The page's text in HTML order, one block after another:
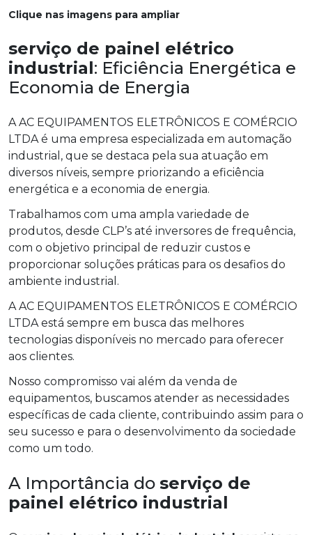
Clique nas imagens para ampliar
serviço de painel elétrico
industrial: Eficiência Energética e
Economia de Energia
A AC EQUIPAMENTOS ELETRÔNICOS E COMÉRCIO
LTDA é uma empresa especializada em automação
industrial, que se destaca pela sua atuação em
diversos níveis, sempre priorizando a eficiência
energética e a economia de energia.
Trabalhamos com uma ampla variedade de
produtos, desde CLP’s até inversores de frequência,
com o objetivo principal de reduzir custos e
proporcionar soluções práticas para os desafios do
ambiente industrial.
A AC EQUIPAMENTOS ELETRÔNICOS E COMÉRCIO
LTDA está sempre em busca das melhores
tecnologias disponíveis no mercado para oferecer
aos clientes.
Nosso compromisso vai além da venda de
equipamentos, buscamos atender as necessidades
específicas de cada cliente, contribuindo assim para o
seu sucesso e para o desenvolvimento da sociedade
como um todo.
A Importância do serviço de
painel elétrico industrial